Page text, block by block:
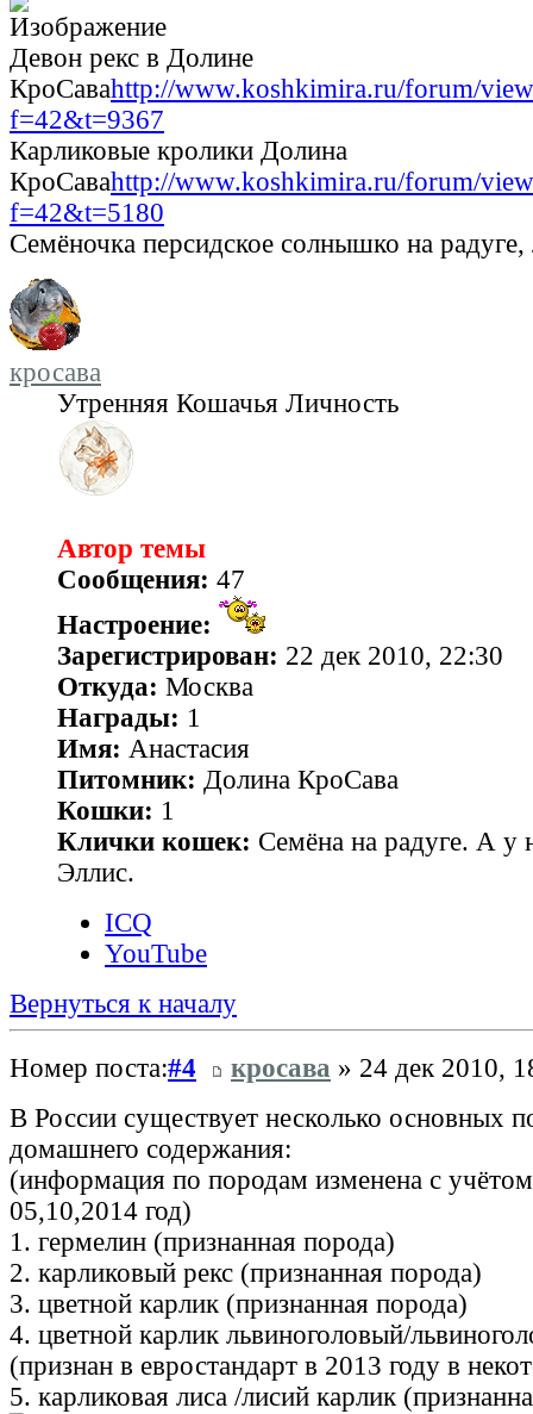
Девон рекс в Долине
КроСаваhttp://www.koshkimira.ru/forum/
f=42&t=9367
Карликовые кролики Долина
КроСаваhttp://www.koshkimira.ru/forum/
f=42&t=5180
Семёночка персидское солнышко на
кросава
Утренняя Кошачья Личность
Автор темы
Сообщения: 47
Настроение:
Зарегистрирован: 22 дек 2010, 22:30
Откуда: Москва
Награды: 1
Имя: Анастасия
Питомник: Долина КроСава
Кошки: 1
Клички кошек: Семёна на радуге. А у
Эллис.
ICQ
YouTube
Вернуться к началу
Номер поста:#4 кросава » 24 дек 2010,
В России существует несколько основных
домашнего содержания:
(информация по породам изменена с
05,10,2014 год)
1. гермелин (признанная порода)
2. карликовый рекс (признанная порода)
3. цветной карлик (признанная порода)
4. цветной карлик львиноголовый/
(признан в евростандарт в 2013 году в
5. карликовая лиса /лисий карлик